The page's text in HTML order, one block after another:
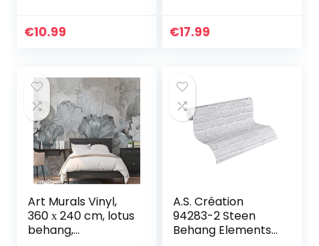
steden en landen
€10.99
muursticker 3D
donkerbruin…
€17.99
Art Murals Vinyl,
360 х 240 cm, lotus
behang,
A.S. Création
94283-2 Steen
Behang Elements